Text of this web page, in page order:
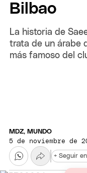
Bilbao
La historia de
trata de un árabe
más famoso del
MDZ, MUNDO
5 de noviembre de
+ Seguir en